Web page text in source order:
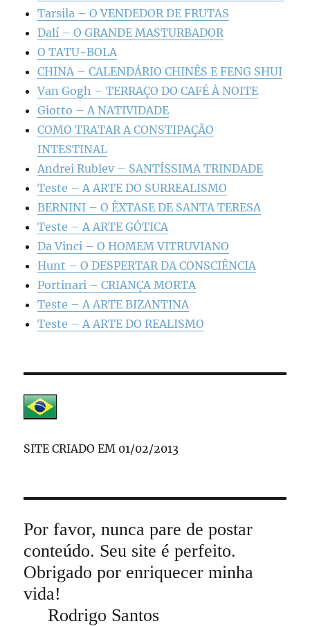
Tarsila – O VENDEDOR DE FRUTAS
Dalí – O GRANDE MASTURBADOR
O TATU-BOLA
CHINA – CALENDÁRIO CHINÊS E FENG SHUI
Van Gogh – TERRAÇO DO CAFÉ À NOITE
Giotto – A NATIVIDADE
COMO TRATAR A CONSTIPAÇÃO
INTESTINAL
Andrei Rublev – SANTÍSSIMA TRINDADE
Teste – A ARTE DO SURREALISMO
BERNINI – O ÊXTASE DE SANTA TERESA
Teste – A ARTE GÓTICA
Da Vinci – O HOMEM VITRUVIANO
Hunt – O DESPERTAR DA CONSCIÊNCIA
Portinari – CRIANÇA MORTA
Teste – A ARTE BIZANTINA
Teste – A ARTE DO REALISMO
SITE CRIADO EM 01/02/2013
Por favor, nunca pare de postar
conteúdo. Seu site é perfeito.
Obrigado por enriquecer minha
vida!
Rodrigo Santos